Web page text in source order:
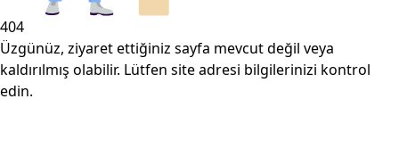
404
Üzgünüz, ziyaret ettiğiniz sayfa mevcut değil veya
kaldırılmış olabilir. Lütfen site adresi bilgilerinizi kontrol
edin.